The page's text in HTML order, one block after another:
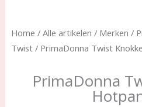
Home / Alle artikelen / Merken /
Twist/ PrimaDonna Twist
PrimaDonna